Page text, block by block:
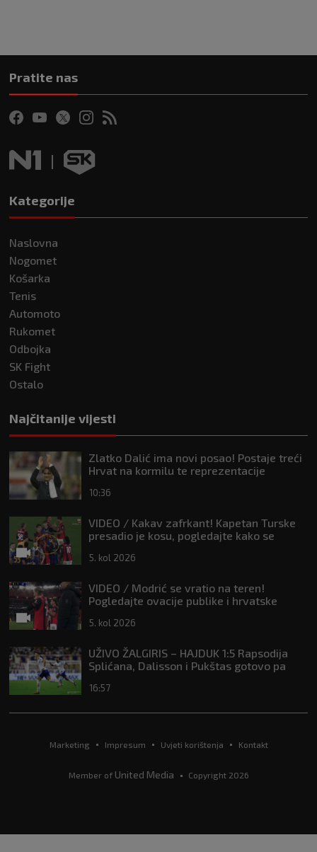
Pratite nas
Kategorije
Naslovna
Nogomet
Košarka
Tenis
Automoto
Rukomet
Odbojka
SK Fight
Ostalo
Najčitanije vijesti
Zlatko Dalić ima novi posao! Postaje treći
Hrvat na kormilu te reprezentacije
10:36
VIDEO / Kakav zafrkant! Kapetan Turske
presadio je kosu, pogledajte kako se
5. kol 2026
VIDEO / Modrić se vratio na teren!
Pogledajte ovacije publike i hrvatske
5. kol 2026
UŽIVO ŽALGIRIS – HAJDUK 1:5 Rapsodija
Splićana, Dalisson i Pukštas gotovo pa
16:57
Marketing Impresum Uvjeti korištenja Kontakt
Member of United Media Copyright 2026